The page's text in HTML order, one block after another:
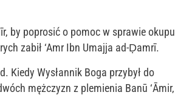
by poprosić o pomoc w sprawie okupu
zabił ‘Amr Ibn Umajja ad-Ḍamrī.
Kiedy Wysłannik Boga przybył do
mężczyzn z plemienia Banū ‘Āmir,